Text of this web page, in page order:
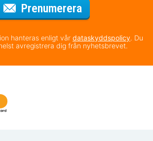
Prenumerera
hanteras enligt vår dataskyddspolicy. Du
avregistrera dig från nyhetsbrevet.